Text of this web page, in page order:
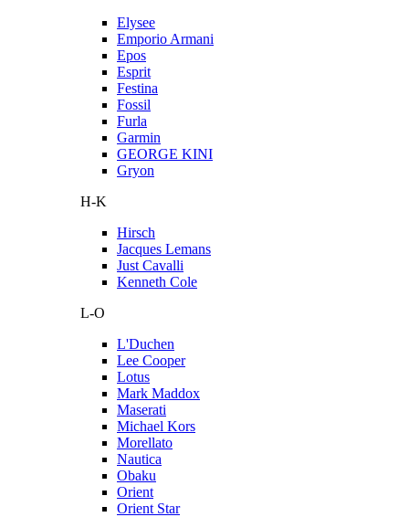
Elysee
Emporio Armani
Epos
Esprit
Festina
Fossil
Furla
Garmin
GEORGE KINI
Gryon
H-K
Hirsch
Jacques Lemans
Just Cavalli
Kenneth Cole
L-O
L'Duchen
Lee Cooper
Lotus
Mark Maddox
Maserati
Michael Kors
Morellato
Nautica
Obaku
Orient
Orient Star